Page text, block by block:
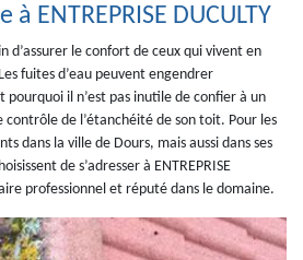
ENTREPRISE DUCULTY
le confort de ceux qui vivent en
fuites d’eau peuvent engendrer
pourquoi il n’est pas inutile de confier à un
de l’étanchéité de son toit. Pour les
dans la ville de Dours, mais aussi dans ses
de s’adresser à ENTREPRISE
professionnel et réputé dans le domaine.